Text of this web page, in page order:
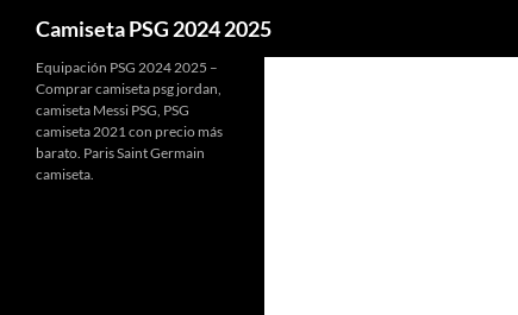
Camiseta PSG 2024 2025
Equipación PSG 2024 2025 –
Comprar camiseta psg jordan,
camiseta Messi PSG, PSG
camiseta 2021 con precio más
barato. Paris Saint Germain
camiseta.